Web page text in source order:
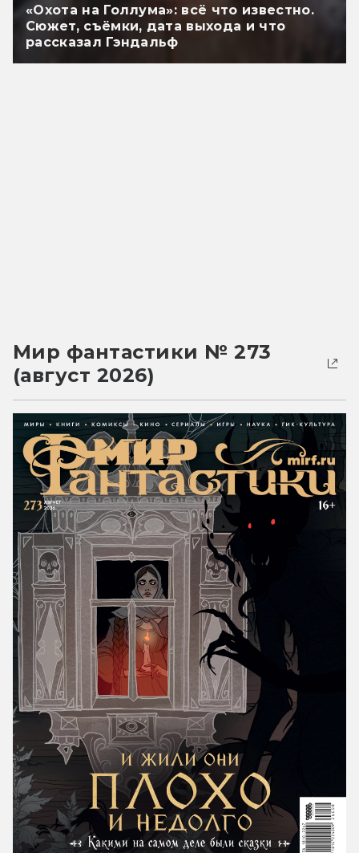
«Охота на Голлума»: всё что известно.
Сюжет, съёмки, дата выхода и что
рассказал Гэндальф
Мир фантастики № 273
(август 2026)